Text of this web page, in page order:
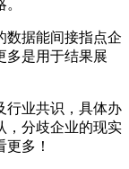
据能间接指点企
多是用于结果展
业共识，具体办
，分歧企业的现实
多！